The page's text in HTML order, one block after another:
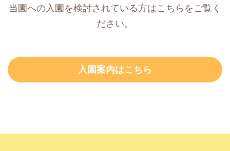
当園への入園を検討されている方はこちらをご覧く
ださい。
入園案内はこちら